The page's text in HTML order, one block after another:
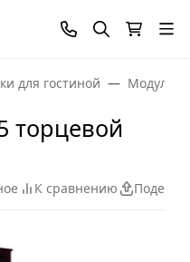
для гостиной
торцевой
К сравнению